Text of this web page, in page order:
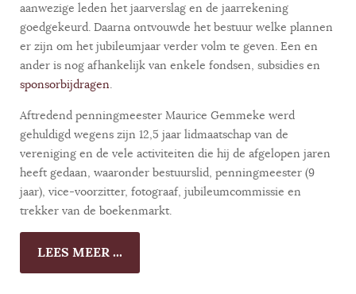
aanwezige leden het jaarverslag en de jaarrekening
goedgekeurd. Daarna ontvouwde het bestuur welke plannen
er zijn om het jubileumjaar verder volm te geven. Een en
ander is nog afhankelijk van enkele fondsen, subsidies en
sponsorbijdragen.
Aftredend penningmeester Maurice Gemmeke werd
gehuldigd wegens zijn 12,5 jaar lidmaatschap van de
vereniging en de vele activiteiten die hij de afgelopen jaren
heeft gedaan, waaronder bestuurslid, penningmeester (9
jaar), vice-voorzitter, fotograaf, jubileumcommissie en
trekker van de boekenmarkt.
LEES MEER ...